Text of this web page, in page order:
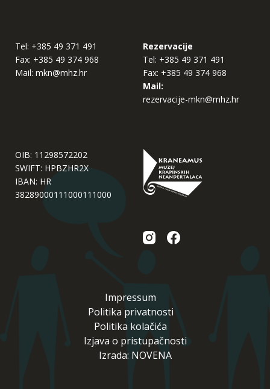
Tel: +385 49 371 491
Fax: +385 49 374 968
Mail: mkn@mhz.hr
Rezervacije
Tel: +385 49 371 491
Fax: +385 49 374 968
Mail:
rezervacije-mkn@mhz.hr
OIB: 11298572202
SWIFT: HPBZHR2X
IBAN: HR
38289000111000111000
Impressum
Politika privatnosti
Politika kolačića
Izjava o pristupačnosti
Izrada: NOVENA